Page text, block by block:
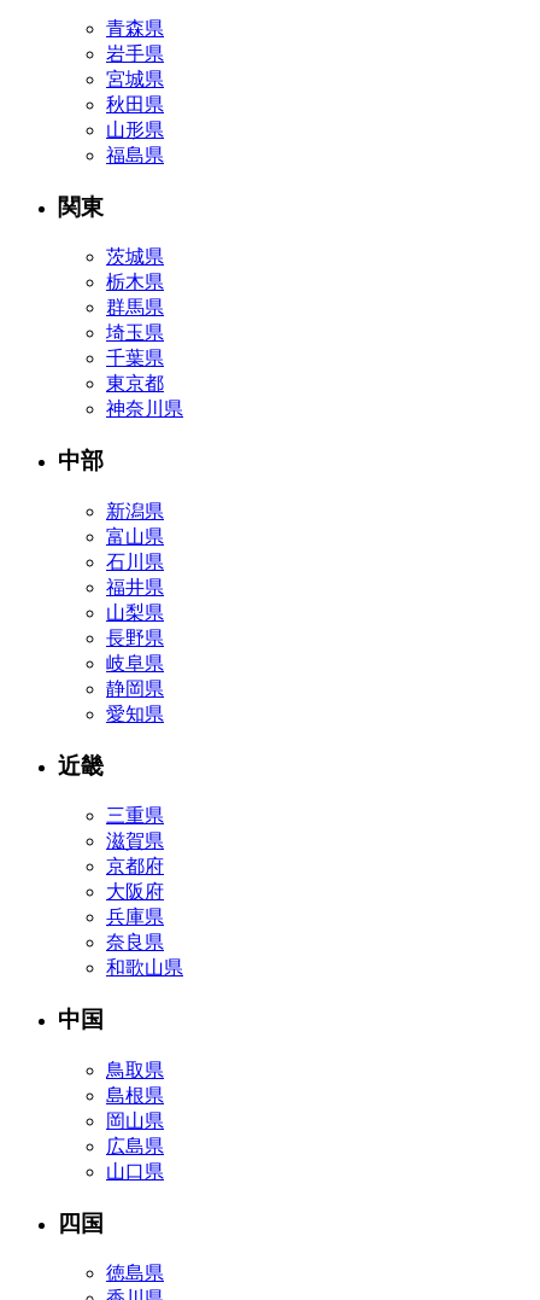
青森県
岩手県
宮城県
秋田県
山形県
福島県
関東
茨城県
栃木県
群馬県
埼玉県
千葉県
東京都
神奈川県
中部
新潟県
富山県
石川県
福井県
山梨県
長野県
岐阜県
静岡県
愛知県
近畿
三重県
滋賀県
京都府
大阪府
兵庫県
奈良県
和歌山県
中国
鳥取県
島根県
岡山県
広島県
山口県
四国
徳島県